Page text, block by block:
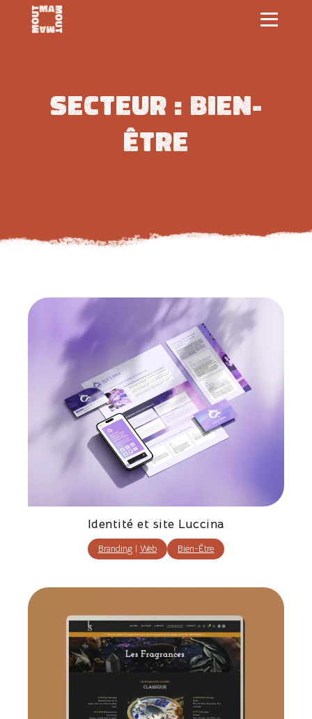
Secteur : Bien-
être
Identité et site Luccina
Branding| Web Bien-Être